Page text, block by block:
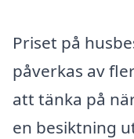
Priset på
påverkas av
att tänka på
en besiktning